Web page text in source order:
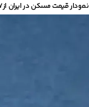
نمودار قیمت مسکن در ایران از 1357 تا 1403: تحلیل روندهای رکود و رونق